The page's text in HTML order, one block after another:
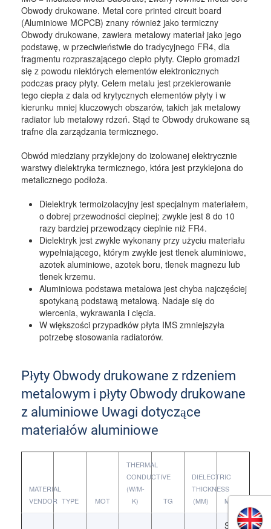
Obwody drukowane. Metal core printed circuit board
(Aluminiowe MCPCB) znany również jako termiczny
Obwody drukowane, zawiera metalowy materiał jako jego
podstawę, w przeciwieństwie do tradycyjnego FR4, dla
fragmentu rozpraszającego ciepło płyty. Ciepło gromadzi
się z powodu niektórych elementów elektronicznych
podczas pracy płyty. Celem metalu jest przekierowanie
tego ciepła z dala od krytycznych elementów płyty i w
kierunku mniej kluczowych obszarów, takich jak metalowy
radiator lub metalowy rdzeń. Stąd te Obwody drukowane są
trafne dla zarządzania termicznego.
Obwód miedziany przyklejony do izolowanej elektrycznie
warstwy dielektryka termicznego, która jest przyklejona do
metalicznego podłoża.
Dielektryk termoizolacyjny jest specjalnym materiałem,
o dobrej przewodności cieplnej; zwykle jest 8 do 10
razy bardziej przewodzący cieplnie niż FR4.
Dielektryk jest zwykle wykonany przy użyciu materiału
wypełniającego, którym zwykle jest tlenek aluminiowe,
azotek aluminiowe, azotek boru, tlenek magnezu lub
tlenek krzemu.
Aluminiowa podstawa metalowa jest chyba najczęściej
spotykaną podstawą metalową. Nadaje się do
wiercenia, wykrawania i cięcia.
W większości przypadków płyta IMS zmniejszyła
potrzebę stosowania radiatorów.
Płyty Obwody drukowane z rdzeniem
metalowym i płyty Obwody drukowane
z aluminiowe Uwagi dotyczące
materiałów aluminiowe
MATERIAL
VENDOR TYPE MOT
THERMAL
CONDUCTIVE
(W/M-
K)
TG
DIELECTRIC
THICKNESS
(ΜM)
MARK
Single